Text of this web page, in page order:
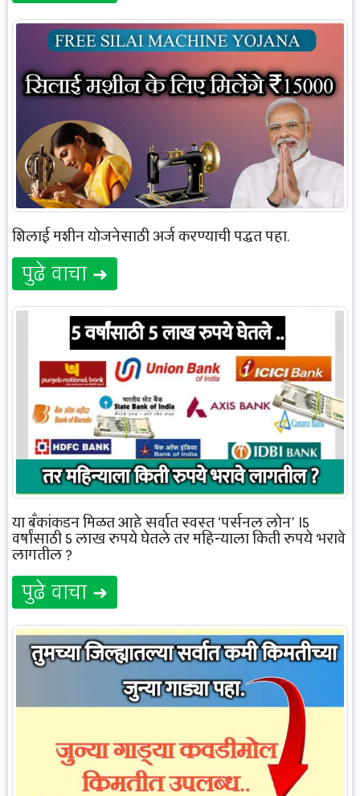
शिलाई मशीन योजनेसाठी अर्ज करण्याची पद्धत पहा.
पुढे वाचा ➜
या बँकांकडून मिळत आहे सर्वात स्वस्त ‘पर्सनल लोन’ |5
वर्षांसाठी 5 लाख रुपये घेतले तर महिन्याला किती रुपये भरावे
लागतील ?
पुढे वाचा ➜